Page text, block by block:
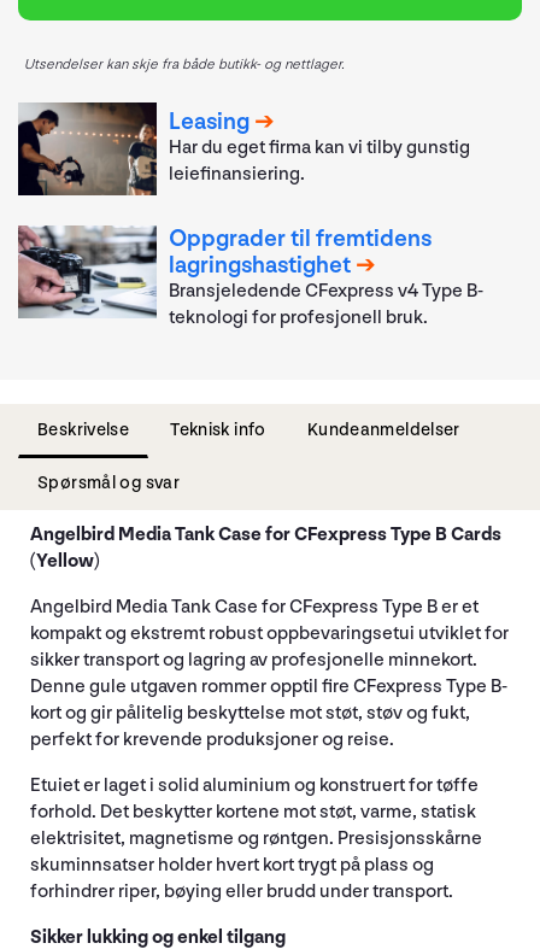
Utsendelser kan skje fra både butikk- og nettlager.
Leasing
Har du eget firma kan vi tilby gunstig
leiefinansiering.
Oppgrader til fremtidens
lagringshastighet
Bransjeledende CFexpress v4 Type B-
teknologi for profesjonell bruk.
Beskrivelse Teknisk info Kundeanmeldelser
Spørsmål og svar
Angelbird Media Tank Case for CFexpress Type B Cards
(Yellow)
Angelbird Media Tank Case for CFexpress Type B er et
kompakt og ekstremt robust oppbevaringsetui utviklet for
sikker transport og lagring av profesjonelle minnekort.
Denne gule utgaven rommer opptil fire CFexpress Type B-
kort og gir pålitelig beskyttelse mot støt, støv og fukt,
perfekt for krevende produksjoner og reise.
Etuiet er laget i solid aluminium og konstruert for tøffe
forhold. Det beskytter kortene mot støt, varme, statisk
elektrisitet, magnetisme og røntgen. Presisjonsskårne
skuminnsatser holder hvert kort trygt på plass og
forhindrer riper, bøying eller brudd under transport.
Sikker lukking og enkel tilgang